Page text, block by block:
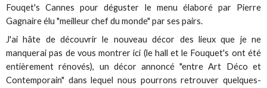
Fouqet's Cannes pour déguster le menu élaboré par Pierre
Gagnaire élu "meilleur chef du monde" par ses pairs.
J'ai hâte de découvrir le nouveau décor des lieux que je ne
manquerai pas de vous montrer ici (le hall et le Fouquet's ont été
entièrement rénovés), un décor annoncé "entre Art Déco et
Contemporain" dans lequel nous pourrons retrouver quelques-